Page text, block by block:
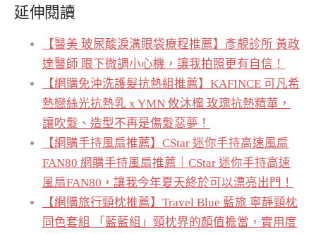
延伸閱讀
【醫美 玻尿酸淚溝眼袋療程推薦】彥靚診所 黃政
達醫師 眼下微調小心機，讓我拍照更有自信！
【網購免沖洗護髮抗熱組推薦】KAFINCE 可凡希
熱戀絲光抗熱乳 x YMN 攸沐橣 玫瑰抗熱精華，
讓吹髮、造型不再是傷髮惡夢！
【網購手持風扇推薦】CStar 迷你手持高速風扇
FAN80 網購手持風扇推薦｜CStar 迷你手持高速
風扇FAN80，讓我今年夏天終於可以漂亮出門！
【網購旅行頸枕推薦】Travel Blue 藍旅 寧靜頸枕
同色套組 「藍藍組」頸枕界的顏值擔當，實用度